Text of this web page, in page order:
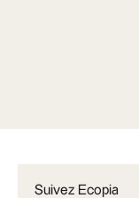
Suivez Ecopia